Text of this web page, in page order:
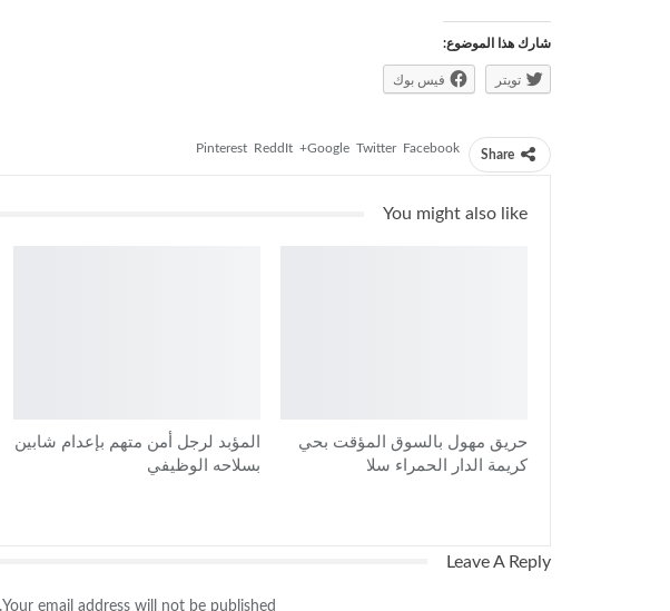
شارك هذا الموضوع:
تويتر فيس بوك
Share
Facebook
Twitter
Google+
ReddIt
Pinterest
You might also like
حريق مهول بالسوق المؤقت بحي
كريمة الدار الحمراء سلا
المؤبد لرجل أمن متهم بإعدام شابين
بسلاحه الوظيفي
Leave A Reply
Your email address will not be published.